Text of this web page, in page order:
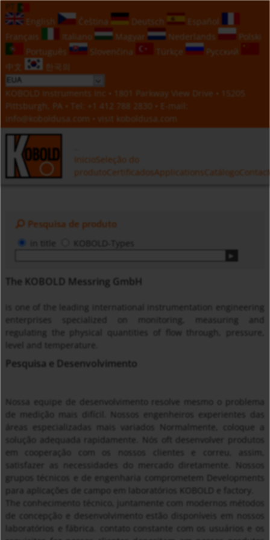
English
Čeština Deutsch
Español
Français
Italiano Magyar Nederlands
Polski
Português
Slovenčina Türkçe
Русский
中文
한국의
KOBOLD Instruments Inc • 1801 Parkway View Drive • 15205
Pittsburgh, PA • Tel:
+1 412 788 2830 • E-mail:
info@koboldusa.com • visit koboldusa.com
Inicio Seleção do
produtoCertificadosApplications Catálogo
Pesquisa de produto
KOBOLD-Types
The KOBOLD Messring GmbH
is one of the leading international instrumentation engineering
enterprises specialized on monitoring, measuring and
regulating the physical quantities of flow through, pressure,
level and temperature.
Pesquisa e Desenvolvimento
Nossa equipe de desenvolvimento resolve mesmo o problema
de medição mais difícil. Nossos engenheiros experientes das
áreas especializadas mais variados Normalmente, coloque a
solução adequada rapidamente. Nós oft desenvolver produtos
satisfazer as necessidades do mercado diretamente. Nossos
grupos técnicos e de engenharia comprometem Developments
para aplicações de campo em laboratórios KOBOLD e factory.
de concepção e desenvolvimento estão disponíveis em nossos